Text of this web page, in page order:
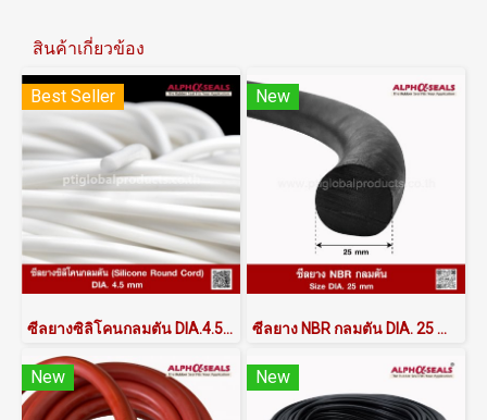
สินค้าเกี่ยวข้อง
Best Seller
ซีลยางซิลิโคนกลมตัน DIA.4.5mm
New
ซีลยาง NBR กลมตัน DIA. 25 mm
New New